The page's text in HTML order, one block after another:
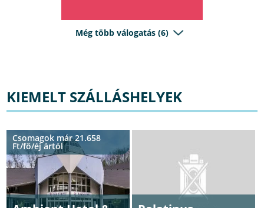
Még több válogatás (6)
KIEMELT SZÁLLÁSHELYEK
Csomagok már 21.658
Ft/fő/éj ártól